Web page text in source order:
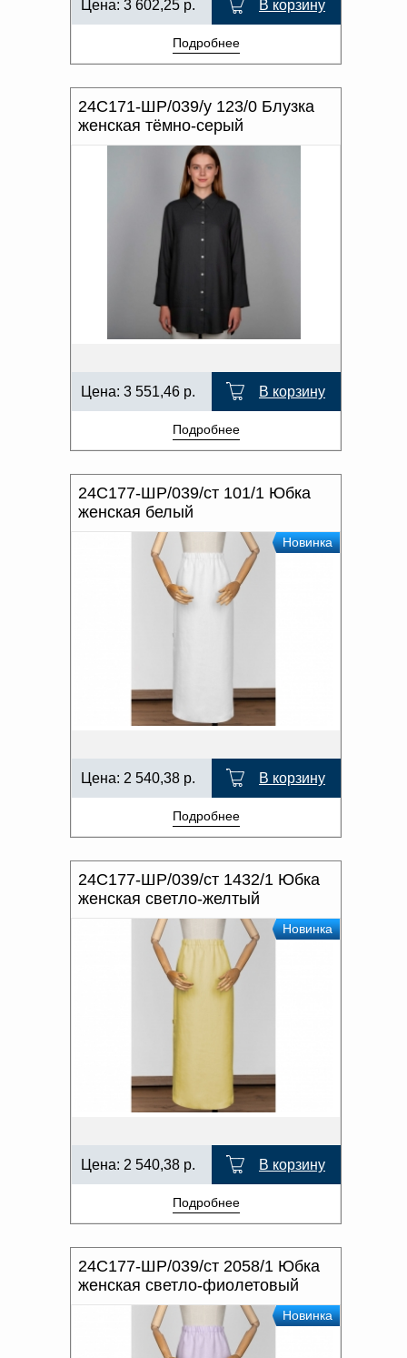
Цена: 3 602,25 р. В корзину
Подробнее
24С171-ШР/039/у 123/0 Блузка
женская тёмно-серый
Цена: 3 551,46 р. В корзину
Подробнее
24С177-ШР/039/ст 101/1 Юбка
женская белый
Новинка
Цена: 2 540,38 р. В корзину
Подробнее
24С177-ШР/039/ст 1432/1 Юбка
женская светло-желтый
Новинка
Цена: 2 540,38 р. В корзину
Подробнее
24С177-ШР/039/ст 2058/1 Юбка
женская светло-фиолетовый
Новинка